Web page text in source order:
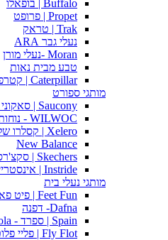
Buffalo | בופאלו
Propet | פרופט
Trak | טראק
נעלי גבר ARA
Moran -נעלי מורן
טבע מבית נאות
Caterpillar | קטרפילר
מותגי ספורט
Saucony | סאקוני הליכה דינמית עם תמיכה נכונה
WILWOC - נוחות שנשארת איתך כל היום
Xelero | קסלרו שליטה ויציבות בכל צעד
New Balance
Skechers | סקצ'רס
Instride | אינסטרייד
מותגי נעלי בית
Feet Fun | פיט פאן
Dafna- דפנה
Spain | ספרד - Alberola
Fly Flot | פליי פלוט